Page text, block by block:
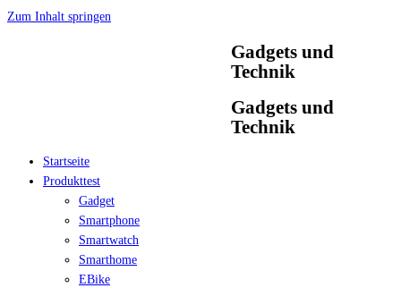
Zum Inhalt springen
Gadgets und
Technik
Gadgets und
Technik
Startseite
Produkttest
Gadget
Smartphone
Smartwatch
Smarthome
EBike